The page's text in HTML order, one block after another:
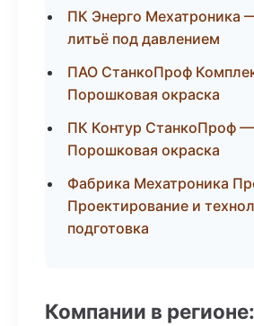
ПК Энерго Мехатроника
литьё под давлением
ПАО СтанкоПроф
Порошковая окраска
ПК Контур СтанкоПроф —
Порошковая окраска
Фабрика Мехатроника
Проектирование и
подготовка
Компании в регионе: